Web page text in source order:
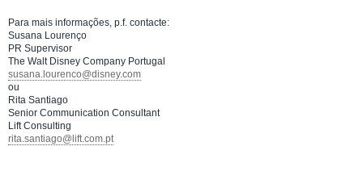
Para mais informações, p.f. contacte:
Susana Lourenço
PR Supervisor
The Walt Disney Company Portugal
susana.lourenco@disney.com
ou
Rita Santiago
Senior Communication Consultant
Lift Consulting
rita.santiago@lift.com.pt